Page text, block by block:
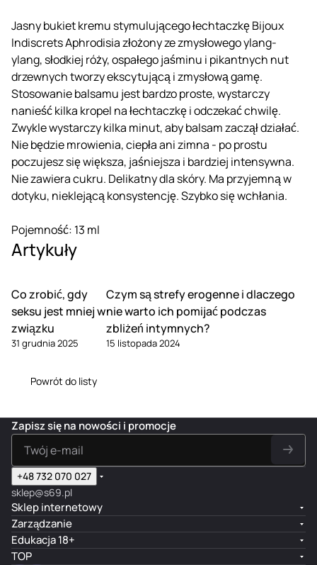
Jasny bukiet kremu stymulującego łechtaczkę Bijoux
Indiscrets Aphrodisia złożony ze zmysłowego ylang-
ylang, słodkiej róży, ospałego jaśminu i pikantnych nut
drzewnych tworzy ekscytującą i zmysłową gamę.
Stosowanie balsamu jest bardzo proste, wystarczy
nanieść kilka kropel na łechtaczkę i odczekać chwilę.
Zwykle wystarczy kilka minut, aby balsam zaczął działać.
Nie będzie mrowienia, ciepła ani zimna - po prostu
poczujesz się większa, jaśniejsza i bardziej intensywna.
Nie zawiera cukru. Delikatny dla skóry. Ma przyjemną w
dotyku, nieklejącą konsystencję. Szybko się wchłania.
Pojemność: 13 ml
Artykuły
Co zrobić, gdy
seksu jest mniej w
związku
31 grudnia 2025
Czym są strefy erogenne i dlaczego
nie warto ich pomijać podczas
zbliżeń intymnych?
15 listopada 2024
Powrót do listy
Zapisz się na nowości i promocje
+48 732 070 027
sklep@s69.pl
Sklep internetowy
Zarządzanie
Edukacja 18+
TOP